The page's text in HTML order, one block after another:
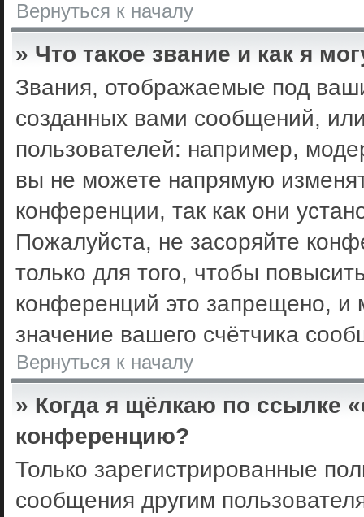
Вернуться к началу
» Что такое звание и как я
Звания, отображаемые под
созданных вами сообщений,
пользователей: например,
вы не можете напрямую
конференции, так как они
Пожалуйста, не засоряйте
только для того, чтобы
конференций это запрещено, и
значение вашего счётчика
Вернуться к началу
» Когда я щёлкаю по ссылке
конференцию?
Только зарегистрированные
сообщения другим